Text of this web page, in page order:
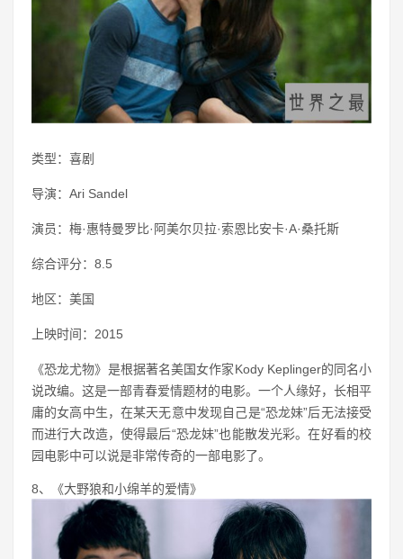
类型：喜剧
导演：Ari Sandel
演员：梅·惠特曼罗比·阿美尔贝拉·索恩比安卡·A·桑托斯
综合评分：8.5
地区：美国
上映时间：2015
《恐龙尤物》是根据著名美国女作家Kody Keplinger的同名小
说改编。这是一部青春爱情题材的电影。一个人缘好，长相平
庸的女高中生，在某天无意中发现自己是“恐龙妹”后无法接受
而进行大改造，使得最后“恐龙妹”也能散发光彩。在好看的校
园电影中可以说是非常传奇的一部电影了。
8、《大野狼和小绵羊的爱情》